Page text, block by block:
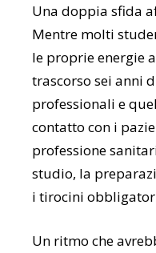
Una doppia sfida
Mentre molti
le proprie energie
trascorso sei anni
professionali e
contatto con i
professione
studio, la
i tirocini
Un ritmo che